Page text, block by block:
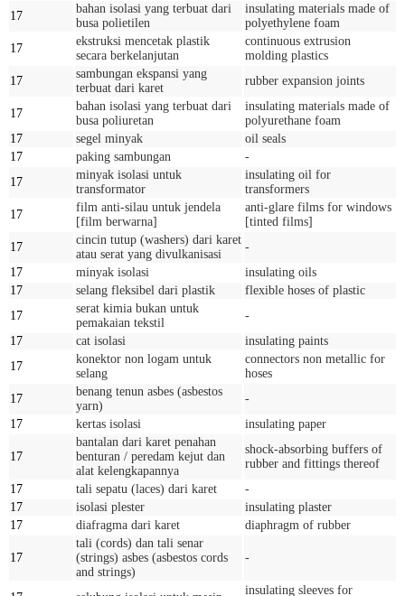
17
bahan isolasi yang terbuat dari
busa polietilen
insulating materials made of
polyethylene foam
17
ekstruksi mencetak plastik
secara berkelanjutan
continuous extrusion
molding plastics
17
sambungan ekspansi yang
terbuat dari karet
rubber expansion joints
17
bahan isolasi yang terbuat dari
busa poliuretan
insulating materials made of
polyurethane foam
17
segel minyak
oil seals
17
paking sambungan
-
17
minyak isolasi untuk
transformator
insulating oil for
transformers
17
film anti-silau untuk jendela
[film berwarna]
anti-glare films for windows
[tinted films]
17
cincin tutup (washers) dari karet
atau serat yang divulkanisasi
-
17
minyak isolasi
insulating oils
17
selang fleksibel dari plastik
flexible hoses of plastic
17
serat kimia bukan untuk
pemakaian tekstil
-
17
cat isolasi
insulating paints
17
konektor non logam untuk
selang
connectors non metallic for
hoses
17
benang tenun asbes (asbestos
yarn)
-
17
kertas isolasi insulating paper
17
bantalan dari karet penahan
benturan / peredam kejut dan
alat kelengkapannya
shock-absorbing buffers of
rubber and fittings thereof
17
tali sepatu (laces) dari karet
-
17
isolasi plester
insulating plaster
17
diafragma dari karet diaphragm of rubber
17
tali (cords) dan tali senar
(strings) asbes (asbestos cords
and strings)
-
insulating sleeves for